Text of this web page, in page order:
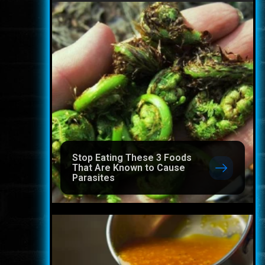
Stop Eating These 3 Foods
That Are Known to Cause
Parasites